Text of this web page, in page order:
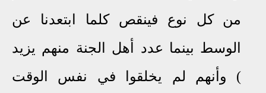
من كل نوع فينقص كلما ابتعدنا عن
الوسط بينما عدد أهل الجنة منهم يزيد
)
وأنهم لم يخلقوا في نفس الوقت